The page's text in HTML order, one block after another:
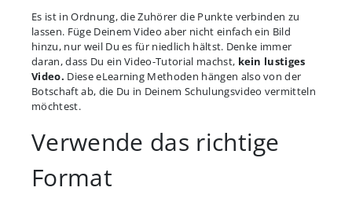
Es ist in Ordnung, die Zuhörer die Punkte verbinden zu
lassen. Füge Deinem Video aber nicht einfach ein Bild
hinzu, nur weil Du es für niedlich hältst. Denke immer
daran, dass Du ein Video-Tutorial machst, kein lustiges
Video. Diese eLearning Methoden hängen also von der
Botschaft ab, die Du in Deinem Schulungsvideo vermitteln
möchtest.
Verwende das richtige
Format